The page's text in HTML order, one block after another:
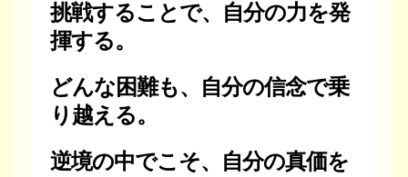
挑戦することで、自分の力を発
揮する。
どんな困難も、自分の信念で乗
り越える。
逆境の中でこそ、自分の真価を